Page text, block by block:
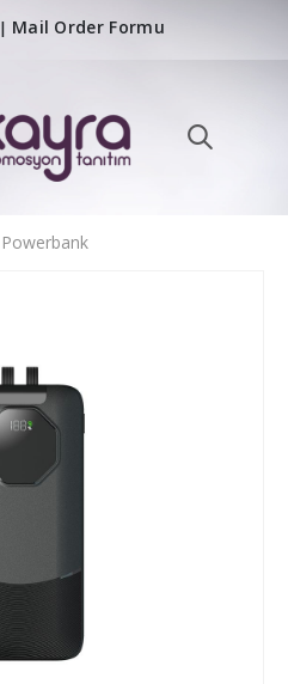
| Mail Order Formu
Powerbank